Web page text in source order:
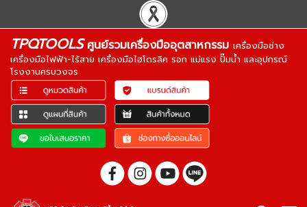
TPQTOOLSศูนย์รวมเครื่องมืออุตสาหกรรม เครื่องมือช่าง
เครื่องมือไฟฟ้า-ไร้สาย เครื่องมือไฮโดรลิค รอก แม่แรง ปั๊มน้ำ และอุปกรณ์
โรงงานครบวงจร